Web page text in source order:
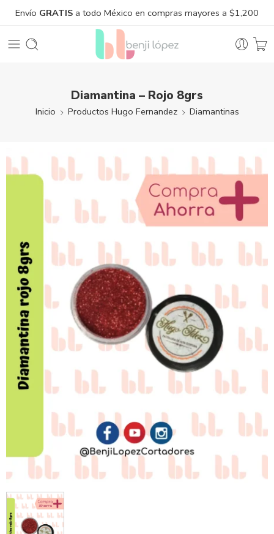
Envío GRATIS a todo México en compras mayores a $1,200
Diamantina – Rojo 8grs
Inicio Productos Hugo Fernandez Diamantinas